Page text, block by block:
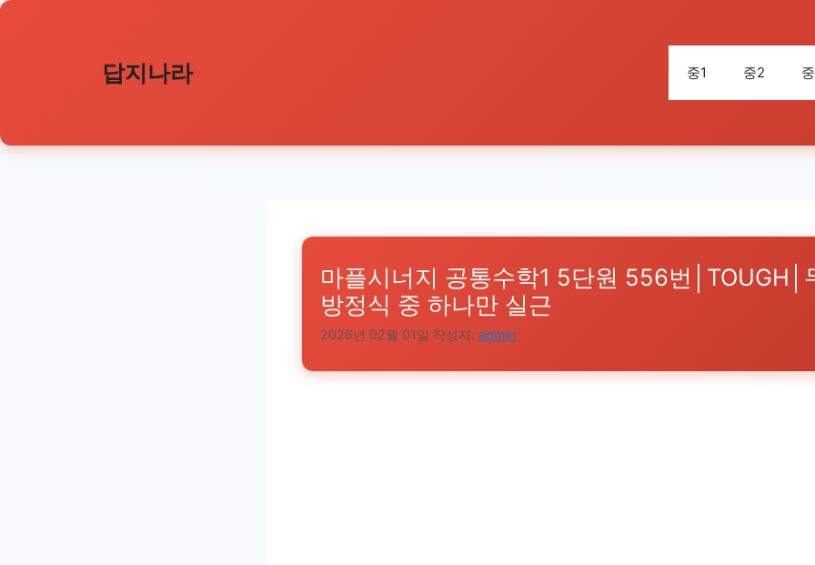
컨
너
답지나라 중1 중2
마플시너지 공통수학1 5단원 556번│TOUGH│
방정식 중 하나만 실근
2026년 02월 01일 작성자: admin